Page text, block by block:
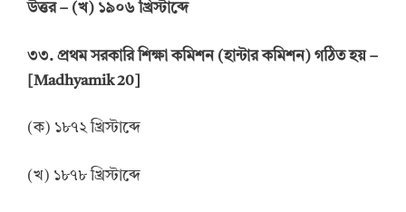
উত্তর– (খ) ১৯০৬ খ্রিস্টাব্দে
৩৩. প্রথম সরকারি শিক্ষা কমিশন (হান্টার কমিশন) গঠিত হয় –
[Madhyamik 20]
(ক) ১৮৭২ খ্রিস্টাব্দে
(খ) ১৮৭৮ খ্রিস্টাব্দে